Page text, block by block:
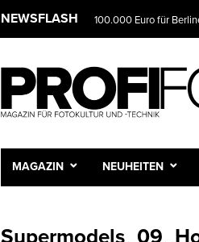
NEWSFLASH 100.000 Euro für
MAGAZIN NEUHEITEN